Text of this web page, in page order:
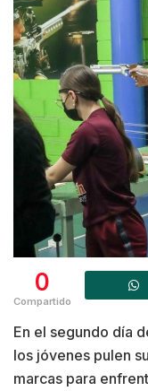
0
Compartido
En el segundo día
los jóvenes pulen
marcas para